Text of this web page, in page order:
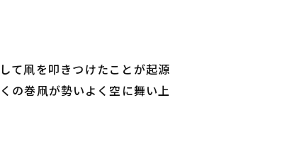
て凧を叩きつけたことが起源
の巻凧が勢いよく空に舞い上